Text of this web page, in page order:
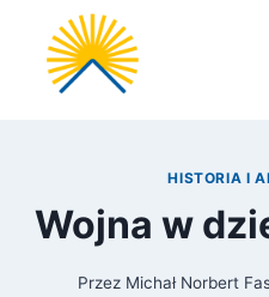
Przejdź
treści
HISTORIA I
Wojna w
Przez Michał Norbert